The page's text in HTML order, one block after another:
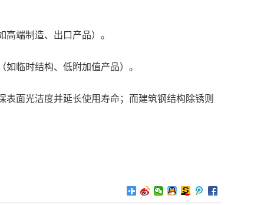
端制造、出口产品）。
临时结构、低附加值产品）。
面光洁度并延长使用寿命；而建筑钢结构除锈则